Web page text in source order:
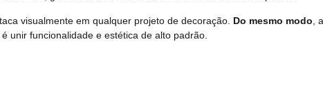
visualmente em qualquer projeto de decoração. Do mesmo modo ,
é unir funcionalidade e estética de alto padrão.